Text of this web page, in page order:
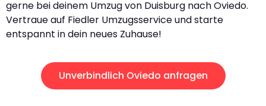
gerne bei deinem Umzug von Duisburg nach Oviedo.
Vertraue auf Fiedler Umzugsservice und starte
entspannt in dein neues Zuhause!
Unverbindlich Oviedo anfragen